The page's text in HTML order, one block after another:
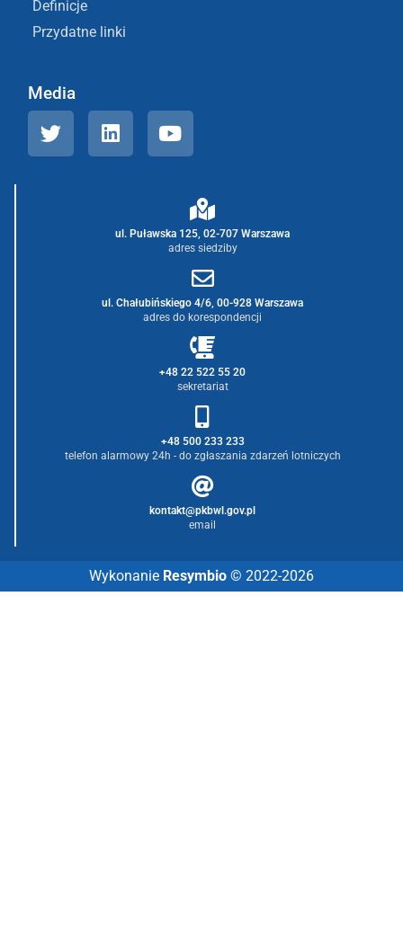
Definicje
Przydatne linki
Media
ul. Puławska 125, 02-707 Warszawa
adres siedziby
ul. Chałubińskiego 4/6, 00-928 Warszawa
adres do korespondencji
+48 22 522 55 20
sekretariat
+48 500 233 233
telefon alarmowy 24h - do zgłaszania zdarzeń lotniczych
kontakt@pkbwl.gov.pl
email
Wykonanie Resymbio © 2022-2026